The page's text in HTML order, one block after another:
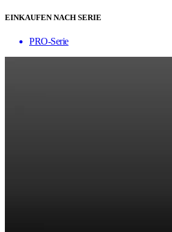
EINKAUFEN NACH SERIE
PRO-Serie